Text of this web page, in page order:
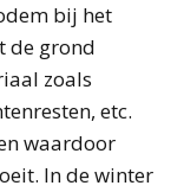
bij het
de grond
zoals
etc.
waardoor
In de winter